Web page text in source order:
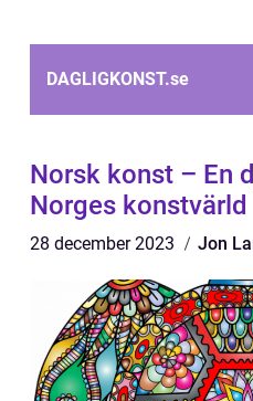
DAGLIGKONST.se
Norsk konst – En
Norges konstvärld
28 december 2023 Jon